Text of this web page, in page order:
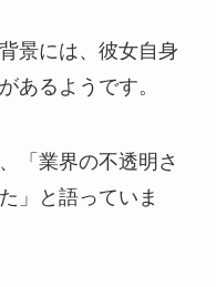
景には、彼女自身
あるようです。
「業界の不透明さ
」と語っていま